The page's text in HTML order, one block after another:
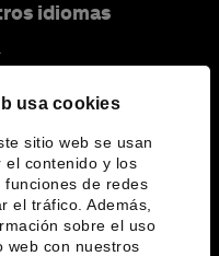
usa cookies
sitio web se usan
el contenido y los
de redes
el tráfico. Además,
sobre el uso
web con nuestros
idiomas